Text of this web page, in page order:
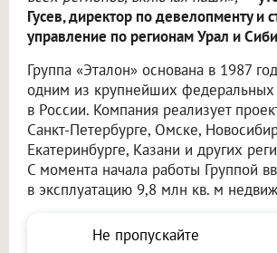
Гусев, директор по девелопменту и
управление по регионам Урал и
Группа «Эталон» основана в 1987
одним из крупнейших федеральных
в России. Компания реализует
Санкт-Петербурге, Омске,
Екатеринбурге, Казани и других
С момента начала работы Группой
в эксплуатацию 9,8 млн кв. м
Не пропускайте